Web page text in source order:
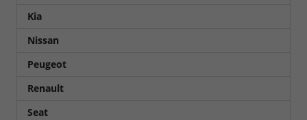
Kia
Nissan
Peugeot
Renault
Seat